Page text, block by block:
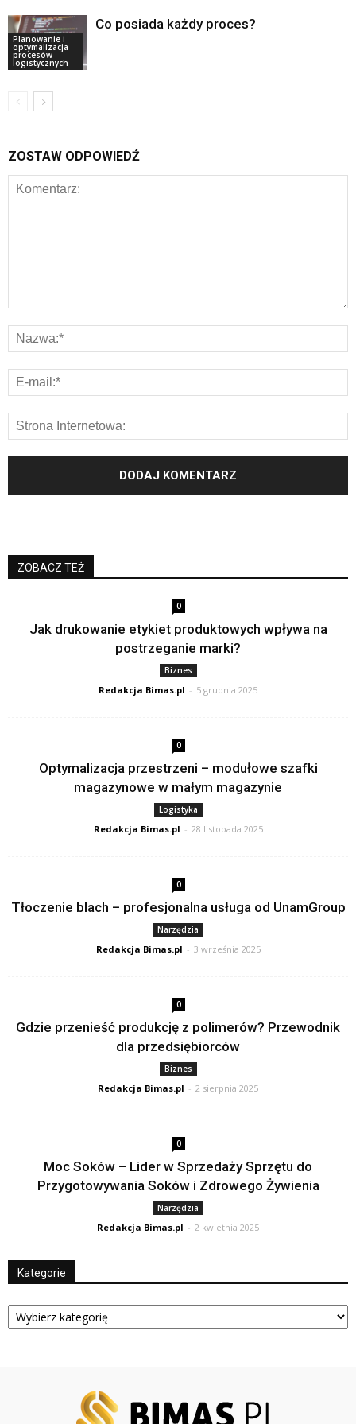
Planowanie i
optymalizacja
procesów
logistycznych
Co posiada każdy proces?
ZOSTAW ODPOWIEDŹ
ZOBACZ TEŻ
0
Jak drukowanie etykiet produktowych wpływa na
postrzeganie marki?
Biznes
Redakcja Bimas.pl - 5 grudnia 2025
0
Optymalizacja przestrzeni – modułowe szafki
magazynowe w małym magazynie
Logistyka
Redakcja Bimas.pl - 28 listopada 2025
0
Tłoczenie blach – profesjonalna usługa od UnamGroup
Narzędzia
Redakcja Bimas.pl - 3 września 2025
0
Gdzie przenieść produkcję z polimerów? Przewodnik
dla przedsiębiorców
Biznes
Redakcja Bimas.pl - 2 sierpnia 2025
0
Moc Soków – Lider w Sprzedaży Sprzętu do
Przygotowywania Soków i Zdrowego Żywienia
Narzędzia
Redakcja Bimas.pl - 2 kwietnia 2025
Kategorie
Kategorie